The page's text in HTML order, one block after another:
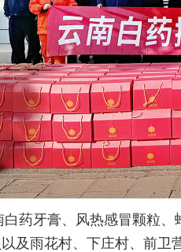
药牙膏、风热感冒颗粒
及雨花村、下庄村、前